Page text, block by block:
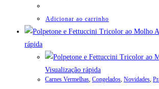
Adicionar ao carrinho
rápida
Visualização rápida
Carnes Vermelhas Congelados Novidades